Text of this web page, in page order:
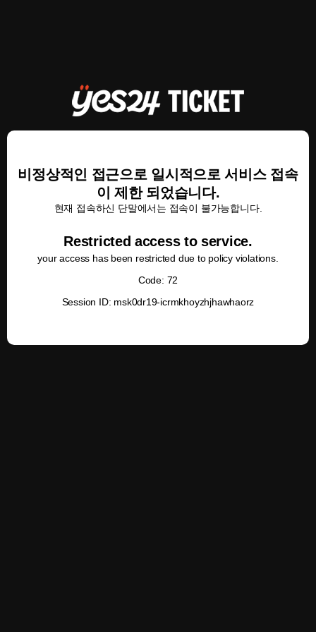
비정상적인 접근으로 일시적으로 서비스 접속
이 제한 되었습니다.
현재 접속하신 단말에서는 접속이 불가능합니다.
Restricted access to service.
your access has been restricted due to policy violations.
Code: 72
Session ID: msk0dr19-icrmkhoyzhjhawhaorz